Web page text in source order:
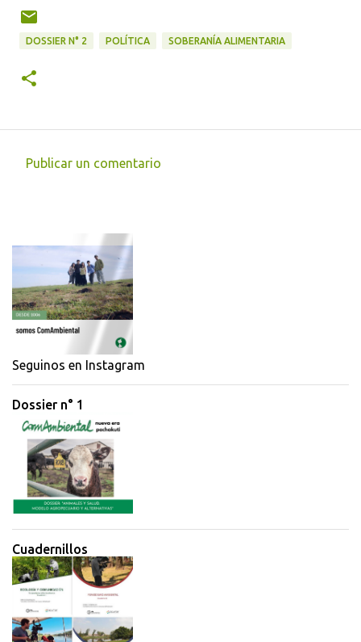
DOSSIER N° 2 POLÍTICA SOBERANÍA ALIMENTARIA
e
t
a
i
o
s
Publicar un comentario
Seguinos en Instagram
Dossier n° 1
Cuadernillos